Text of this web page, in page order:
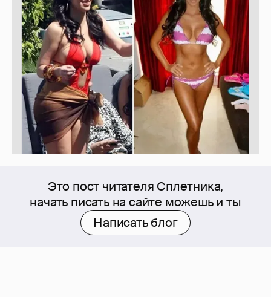
Это пост читателя Сплетника,
начать писать на сайте можешь и ты
Написать блог